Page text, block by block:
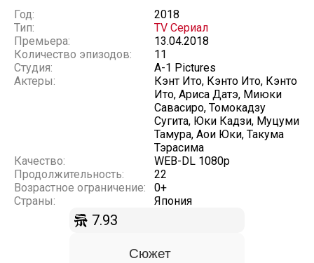
Год:
2018
Тип:
TV Сериал
Премьера:
13.04.2018
Количество эпизодов:
11
Студия:
A-1 Pictures
Актеры:
Кэнт Ито, Кэнто Ито, Кэнто
Ито, Ариса Датэ, Миюки
Савасиро, Томокадзу
Сугита, Юки Кадзи, Муцуми
Тамура, Аои Юки, Такума
Тэрасима
Качество:
WEB-DL 1080p
Продолжительность:
22
Возрастное ограничение:
0+
Страны:
Япония
7.93
Сюжет